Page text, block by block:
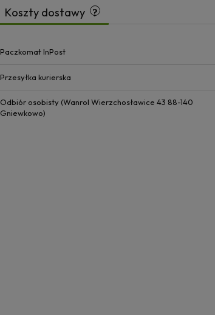
Koszty dostawy
Paczkomat InPost
Przesyłka kurierska
Odbiór osobisty (Wanrol Wierzchosławice 43 88-140
Gniewkowo)